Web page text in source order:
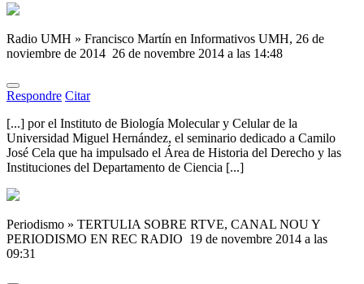
Radio UMH » Francisco Martín en Informativos UMH, 26 de
noviembre de 2014 26 de novembre 2014 a las 14:48
Respondre Citar
[...] por el Instituto de Biología Molecular y Celular de la
Universidad Miguel Hernández, el seminario dedicado a Camilo
José Cela que ha impulsado el Área de Historia del Derecho y las
Instituciones del Departamento de Ciencia [...]
Periodismo » TERTULIA SOBRE RTVE, CANAL NOU Y
PERIODISMO EN REC RADIO 19 de novembre 2014 a las
09:31